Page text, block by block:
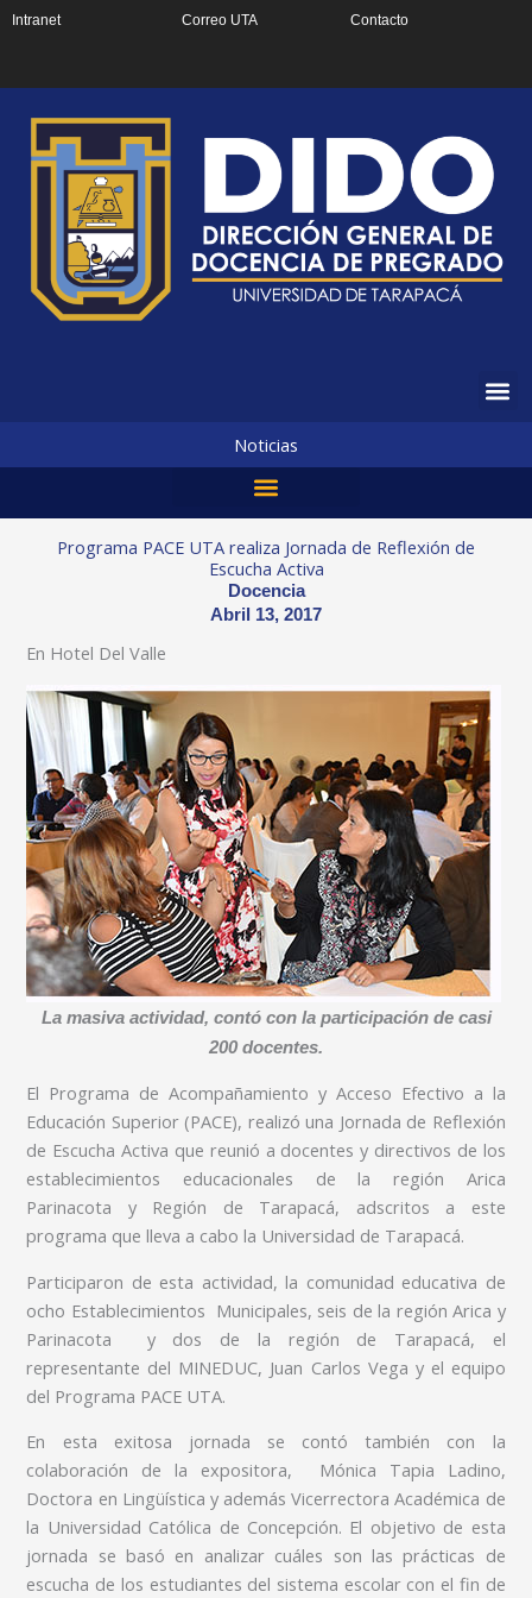
Intranet Correo UTA Contacto
Noticias
Programa PACE UTA realiza Jornada de Reflexión de
Escucha Activa
Docencia
Abril 13, 2017
En Hotel Del Valle
La masiva actividad, contó con la participación de casi
200 docentes.
El Programa de Acompañamiento y Acceso Efectivo a la
Educación Superior (PACE), realizó una Jornada de Reflexión
de Escucha Activa que reunió a docentes y directivos de los
establecimientos educacionales de la región Arica
Parinacota y Región de Tarapacá, adscritos a este
programa que lleva a cabo la Universidad de Tarapacá.
Participaron de esta actividad, la comunidad educativa de
ocho Establecimientos Municipales, seis de la región Arica y
Parinacota y dos de la región de Tarapacá, el
representante del MINEDUC, Juan Carlos Vega y el equipo
del Programa PACE UTA.
En esta exitosa jornada se contó también con la
colaboración de la expositora, Mónica Tapia Ladino,
Doctora en Lingüística y además Vicerrectora Académica de
la Universidad Católica de Concepción. El objetivo de esta
jornada se basó en analizar cuáles son las prácticas de
escucha de los estudiantes del sistema escolar con el fin de